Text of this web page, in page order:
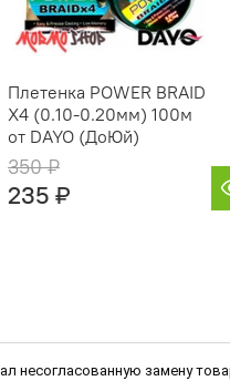
Плетенка POWER BRAID
X4 (0.10-0.20мм) 100м
от DAYO (ДоЮй)
350 ₽
235 ₽
несогласованную замену